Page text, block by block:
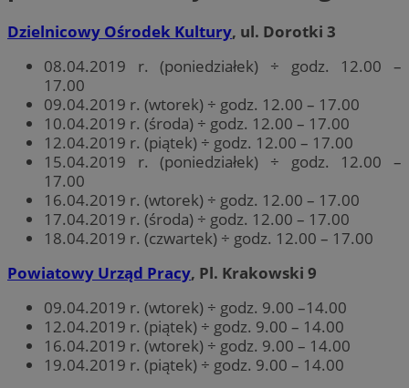
Dzielnicowy Ośrodek Kultury, ul. Dorotki 3
08.04.2019 r. (poniedziałek) ÷ godz. 12.00 –
17.00
09.04.2019 r. (wtorek) ÷ godz. 12.00 – 17.00
10.04.2019 r. (środa) ÷ godz. 12.00 – 17.00
12.04.2019 r. (piątek) ÷ godz. 12.00 – 17.00
15.04.2019 r. (poniedziałek) ÷ godz. 12.00 –
17.00
16.04.2019 r. (wtorek) ÷ godz. 12.00 – 17.00
17.04.2019 r. (środa) ÷ godz. 12.00 – 17.00
18.04.2019 r. (czwartek) ÷ godz. 12.00 – 17.00
Powiatowy Urząd Pracy, Pl. Krakowski 9
09.04.2019 r. (wtorek) ÷ godz. 9.00 –14.00
12.04.2019 r. (piątek) ÷ godz. 9.00 – 14.00
16.04.2019 r. (wtorek) ÷ godz. 9.00 – 14.00
19.04.2019 r. (piątek) ÷ godz. 9.00 – 14.00